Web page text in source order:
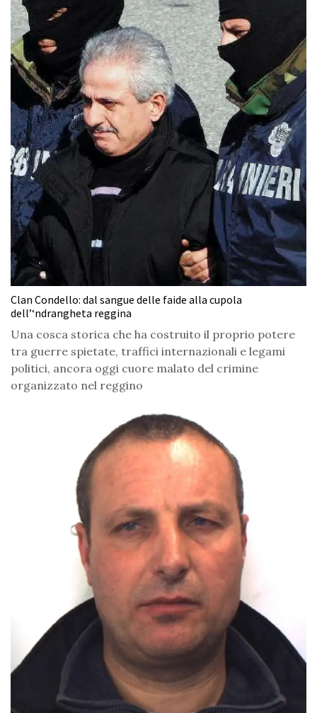
Clan Condello: dal sangue delle faide alla cupola
dell’‘ndrangheta reggina
Una cosca storica che ha costruito il proprio potere
tra guerre spietate, traffici internazionali e legami
politici, ancora oggi cuore malato del crimine
organizzato nel reggino